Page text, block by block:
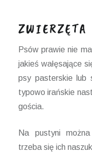
ZWIERZĘTA
Psów prawie nie
jakieś wałęsające
psy pasterskie lub
typowo irańskie
gościa.
Na pustyni
trzeba się ich